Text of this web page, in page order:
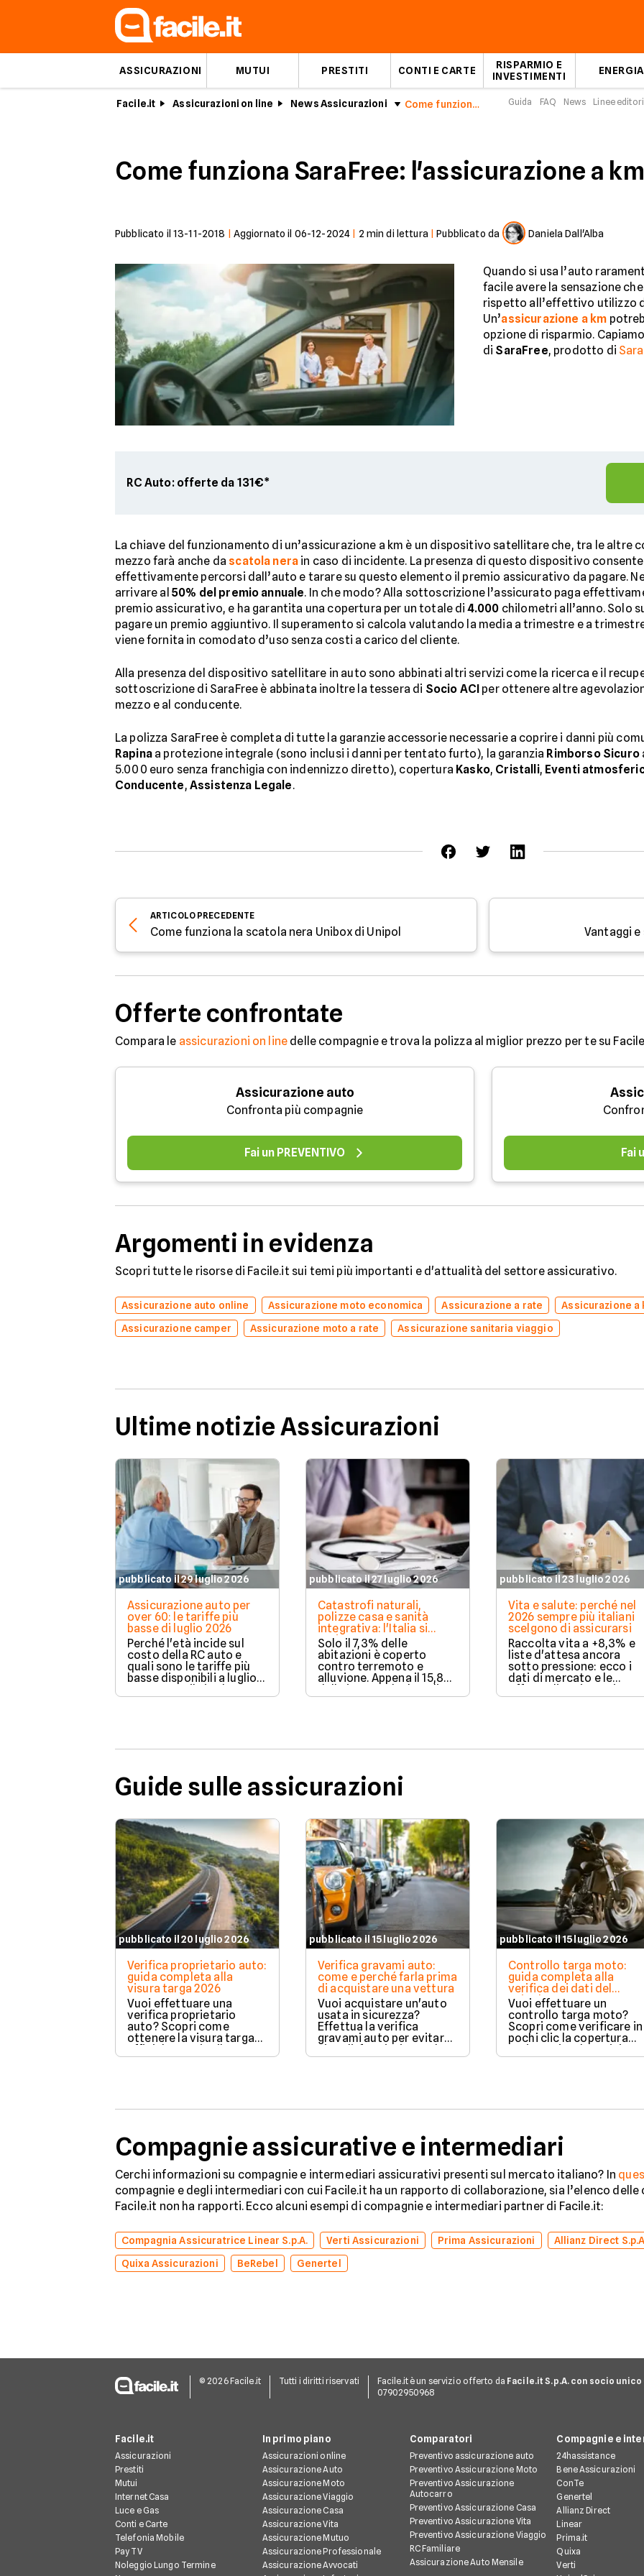
ASSICURAZIONI MUTUI PRESTITI CONTI E CARTE
RISPARMIO E
INVESTIMENTI
ENERGIA
Facile.it Assicurazioni on line News Assicurazioni Come funziona SaraFree: l'assicurazione a km Guida FAQ News Linee
Come funziona SaraFree: l'assicurazione a km
Pubblicato il 13-11-2018 Aggiornato il 06-12-2024 2 min di lettura |Pubblicato da Daniela Dall'Alba
Quando si usa l’auto
facile avere la sensazione
rispetto all’effettivo utilizzo
Un’assicurazione a km
opzione di risparmio.
di SaraFree, prodotto di
RC Auto: offerte da 131€*
La chiave del funzionamento di un’assicurazione a km è un dispositivo satellitare che, tra le altre
mezzo farà anche da scatola nera in caso di incidente. La presenza di questo dispositivo
effettivamente percorsi dall’auto e tarare su questo elemento il premio assicurativo da pagare.
arrivare al 50% del premio annuale. In che modo? Alla sottoscrizione l’assicurato paga
premio assicurativo, e ha garantita una copertura per un totale di4.000 chilometri all’anno. Solo
pagare un premio aggiuntivo. Il superamento si calcola valutando la media a trimestre e a
viene fornita in comodato d’uso senza costi a carico del cliente.
Alla presenza del dispositivo satellitare in auto sono abbinati altri servizi come la ricerca e il
sottoscrizione di SaraFree è abbinata inoltre la tessera di Socio ACI per ottenere altre
mezzo e al conducente.
La polizza SaraFree è completa di tutte la garanzie accessorie necessarie a coprire i danni più
Rapinaa protezione integrale (sono inclusi i danni per tentato furto), la garanzia Rimborso Sicuro
5.000 euro senza franchigia con indennizzo diretto), copertura Kasko, Cristalli, Eventi
Conducente, Assistenza Legale.
ARTICOLO PRECEDENTE
Come funziona la scatola nera Unibox di Unipol Vantaggi
Offerte confrontate
Compara le assicurazioni on line delle compagnie e trova la polizza al miglior prezzo per te su
Assicurazione auto
Confronta più compagnie
Fai un PREVENTIVO Fai
Argomenti in evidenza
Scopri tutte le risorse di Facile.it sui temi più importanti e d'attualità del settore assicurativo.
Assicurazione auto online Assicurazione moto economica Assicurazione a rate Assicurazione a
Assicurazione camper
Assicurazione moto a rate Assicurazione sanitaria viaggio
Ultime notizie Assicurazioni
pubblicato il 29 luglio 2026
Assicurazione auto per
over 60: le tariffe più
basse di luglio 2026
Perché l'età incide sul
costo della RC auto e
quali sono le tariffe più
basse disponibili a luglio
2026 su Facile.it, da
106,32€ annui.
pubblicato il 27 luglio 2026
Catastrofi naturali,
polizze casa e sanità
integrativa: l'Italia si
assicura ancora troppo
poco. I dati 2025
Solo il 7,3% delle
abitazioni è coperto
contro terremoto e
alluvione. Appena il 15,8%
delle imprese ha la polizza
catastrofale obbligatoria.
pubblicato il 23 luglio 2026
Vita e salute: perché nel
2026 sempre più italiani
scelgono di assicurarsi
Raccolta vita a +8,3% e
liste d'attesa ancora
sotto pressione: ecco i
dati di mercato e le
offerte di assicurazione
vita e salute disponibili
Guide sulle assicurazioni
pubblicato il 20 luglio 2026
Verifica proprietario auto:
guida completa alla
visura targa 2026
Vuoi effettuare una
verifica proprietario
auto? Scopri come
ottenere la visura targa
ufficiale tramite il PRA per
controllare dati e vincoli
pubblicato il 15 luglio 2026
Verifica gravami auto:
come e perché farla prima
di acquistare una vettura
Vuoi acquistare un'auto
usata in sicurezza?
Effettua la verifica
gravami auto per evitare
vincoli, fermi o ipoteche.
Scopri come tutelare il
pubblicato il 15 luglio 2026
Controllo targa moto:
guida completa alla
verifica dei dati del
veicolo
Vuoi effettuare un
controllo targa moto?
Scopri come verificare in
pochi clic la copertura
assicurativa, la revisione
e lo stato legale del
Compagnie assicurative e intermediari
Cerchi informazioni su compagnie e intermediari assicurativi presenti sul mercato italiano? In
compagnie e degli intermediari con cui Facile.it ha un rapporto di collaborazione, sia l’elenco
Facile.it non ha rapporti. Ecco alcuni esempi di compagnie e intermediari partner di Facile.it:
Compagnia Assicuratrice Linear S.p.A. Verti Assicurazioni Prima Assicurazioni Allianz Direct
Quixa Assicurazioni
BeRebel Genertel
© 2026 Facile.it Tutti i diritti riservati Facile.it è un servizio offerto da Facile.it S.p.A. con socio unico
07902950968
Facile.it
Assicurazioni
Prestiti
Mutui
Internet Casa
Luce e Gas
Conti e Carte
Telefonia Mobile
Pay TV
Noleggio Lungo Termine
In primo piano
Assicurazioni online
Assicurazione Auto
Assicurazione Moto
Assicurazione Viaggio
Assicurazione Casa
Assicurazione Vita
Assicurazione Mutuo
Assicurazione Professionale
Assicurazione Avvocati
Comparatori
Preventivo assicurazione auto
Preventivo Assicurazione Moto
Preventivo Assicurazione
Autocarro
Preventivo Assicurazione Casa
Preventivo Assicurazione Vita
Preventivo Assicurazione Viaggio
RC Familiare
Assicurazione Auto Mensile
Compagnie e
24hassistance
Bene Assicurazioni
ConTe
Genertel
Allianz Direct
Linear
Prima.it
Quixa
Verti